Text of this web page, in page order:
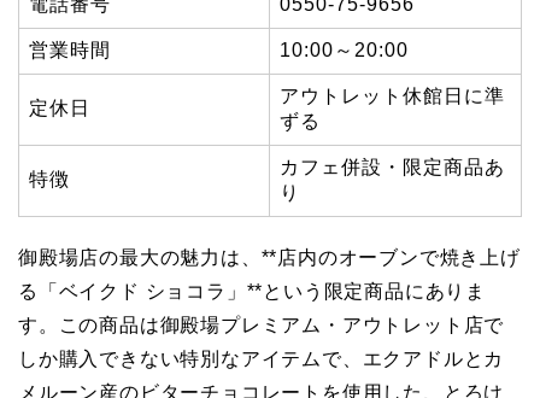
営業時間 10:00～20:00
定休日
アウトレット休館日に準
ずる
特徴
カフェ併設・限定商品あ
り
御殿場店の最大の魅力は、**店内のオーブンで焼き上げ
る「ベイクド ショコラ」**という限定商品にありま
す。この商品は御殿場プレミアム・アウトレット店で
しか購入できない特別なアイテムで、エクアドルとカ
メルーン産のビターチョコレートを使用した、とろけ